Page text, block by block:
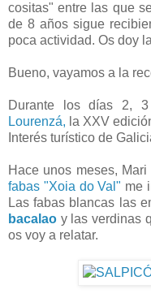
cositas" entre las que
de 8 años sigue
poca actividad. Os doy
Bueno, vayamos a la
Durante los días 2,
Lourenzá, la XXV
Interés turístico de
Hace unos meses,
fabas "Xoia do Val" me
Las fabas blancas las
bacalao y las verdinas
os voy a relatar.